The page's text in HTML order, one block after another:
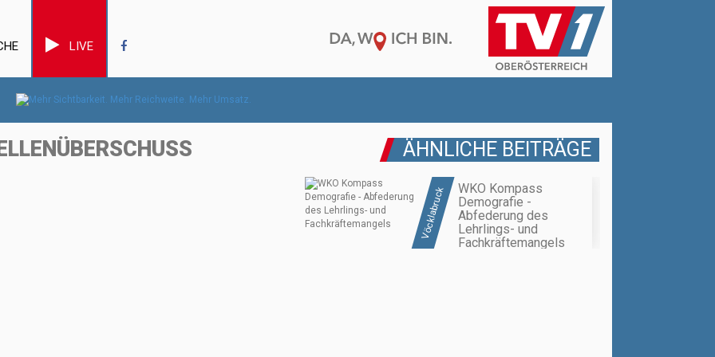
LIVE
ÄHNLICHE BEITRÄGE
Vöcklabruck
WKO Kompass
Demografie -
Abfederung des
Lehrlings- und
Fachkräftemangels